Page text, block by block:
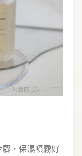
驟，保濕噴霧好